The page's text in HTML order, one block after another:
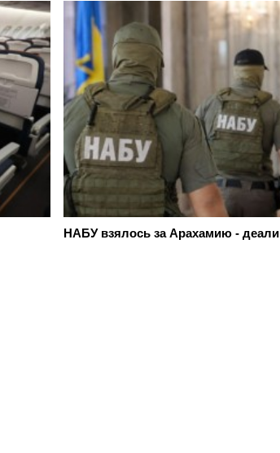
НАБУ взялось за Арахамию - деали